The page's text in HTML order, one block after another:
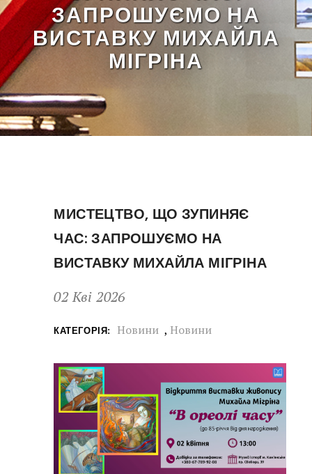
ЗАПРОШУЄМО НА
ВИСТАВКУ МИХАЙЛА
МІГРІНА
МИСТЕЦТВО, ЩО ЗУПИНЯЄ
ЧАС: ЗАПРОШУЄМО НА
ВИСТАВКУ МИХАЙЛА МІГРІНА
02 Кві 2026
КАТЕГОРІЯ: Новини , Новини